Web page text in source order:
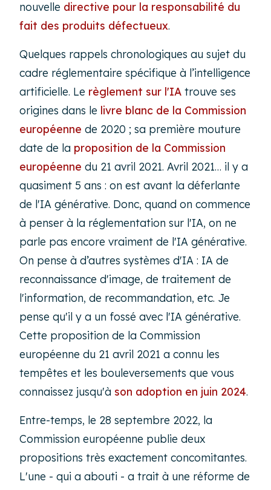
nouvelle directive pour la responsabilité du
fait des produits défectueux.
Quelques rappels chronologiques au sujet du
cadre réglementaire spécifique à l’intelligence
artificielle. Le règlement sur l'IA trouve ses
origines dans le livre blanc de la Commission
européenne de 2020 ; sa première mouture
date de la proposition de la Commission
européenne du 21 avril 2021. Avril 2021… il y a
quasiment 5 ans : on est avant la déferlante
de l'IA générative. Donc, quand on commence
à penser à la réglementation sur l'IA, on ne
parle pas encore vraiment de l'IA générative.
On pense à d’autres systèmes d'IA : IA de
reconnaissance d'image, de traitement de
l'information, de recommandation, etc. Je
pense qu'il y a un fossé avec l'IA générative.
Cette proposition de la Commission
européenne du 21 avril 2021 a connu les
tempêtes et les bouleversements que vous
connaissez jusqu'à son adoption en juin 2024.
Entre-temps, le 28 septembre 2022, la
Commission européenne publie deux
propositions très exactement concomitantes.
L'une - qui a abouti - a trait à une réforme de